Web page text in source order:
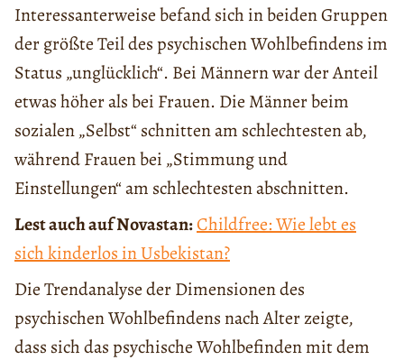
Interessanterweise befand sich in beiden Gruppen
der größte Teil des psychischen Wohlbefindens im
Status „unglücklich“. Bei Männern war der Anteil
etwas höher als bei Frauen. Die Männer beim
sozialen „Selbst“ schnitten am schlechtesten ab,
während Frauen bei „Stimmung und
Einstellungen“ am schlechtesten abschnitten.
Lest auch auf Novastan:Childfree: Wie lebt es
sich kinderlos in Usbekistan?
Die Trendanalyse der Dimensionen des
psychischen Wohlbefindens nach Alter zeigte,
dass sich das psychische Wohlbefinden mit dem